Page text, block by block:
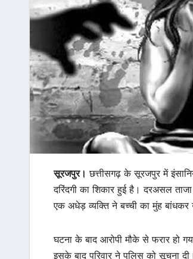
सूरजपुर। छत्तीसगढ़ के सूरजपुर में
दरिंदगी का शिकार हुई है। दरअसल
एक अधेड़ व्यक्ति ने बच्ची का मुंह बांधकर
घटना के बाद आरोपी मौके से फरार हो
इसके बाद परिवार ने पुलिस को सूचना